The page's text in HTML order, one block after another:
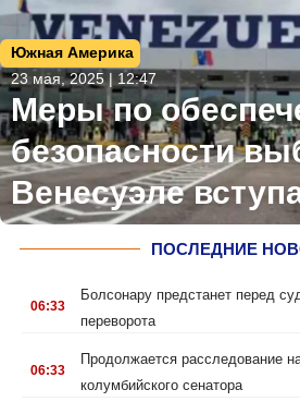
Южная Америка
23 мая, 2025 | 12:47
Меры по
безопасности
Венесуэле
ПОСЛЕДНИЕ
06:33
Болсонару предстанет перед
переворота
06:33
Продолжается расследование
колумбийского сенатора